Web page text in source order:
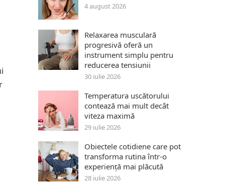
4 august 2026
Relaxarea musculară
progresivă oferă un
instrument simplu pentru
reducerea tensiunii
30 iulie 2026
Temperatura uscătorului
contează mai mult decât
viteza maximă
29 iulie 2026
Obiectele cotidiene care pot
transforma rutina într-o
experiență mai plăcută
28 iulie 2026